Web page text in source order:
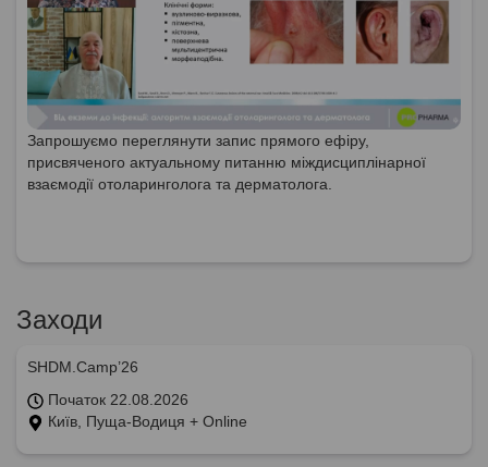
Запрошуємо переглянути запис прямого ефіру,
присвяченого актуальному питанню міждисциплінарної
взаємодії отоларинголога та дерматолога.
Заходи
SHDM.Camp’26
Початок 22.08.2026
Київ, Пуща-Водиця + Online